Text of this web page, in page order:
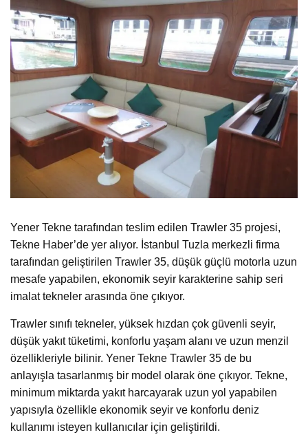
Yener Tekne tarafından teslim edilen Trawler 35 projesi,
Tekne Haber’de yer alıyor. İstanbul Tuzla merkezli firma
tarafından geliştirilen Trawler 35, düşük güçlü motorla uzun
mesafe yapabilen, ekonomik seyir karakterine sahip seri
imalat tekneler arasında öne çıkıyor.
Trawler sınıfı tekneler, yüksek hızdan çok güvenli seyir,
düşük yakıt tüketimi, konforlu yaşam alanı ve uzun menzil
özellikleriyle bilinir. Yener Tekne Trawler 35 de bu
anlayışla tasarlanmış bir model olarak öne çıkıyor. Tekne,
minimum miktarda yakıt harcayarak uzun yol yapabilen
yapısıyla özellikle ekonomik seyir ve konforlu deniz
kullanımı isteyen kullanıcılar için geliştirildi.